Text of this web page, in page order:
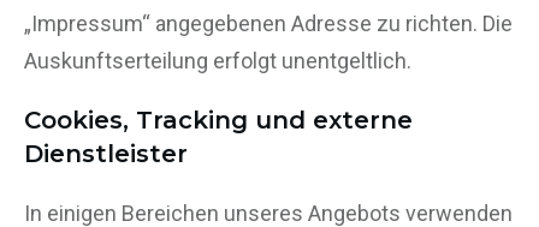
„Impressum“ angegebenen Adresse zu richten. Die
Auskunftserteilung erfolgt unentgeltlich.
Cookies, Tracking und externe
Dienstleister
In einigen Bereichen unseres Angebots verwenden